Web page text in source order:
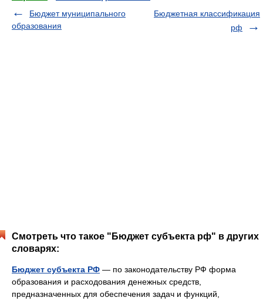
Бюджет муниципального
образования
Бюджетная классификация
рф
Смотреть что такое "Бюджет субъекта рф" в других
словарях:
Бюджет субъекта РФ — по законодательству РФ форма
образования и расходования денежных средств,
предназначенных для обеспечения задач и функций,